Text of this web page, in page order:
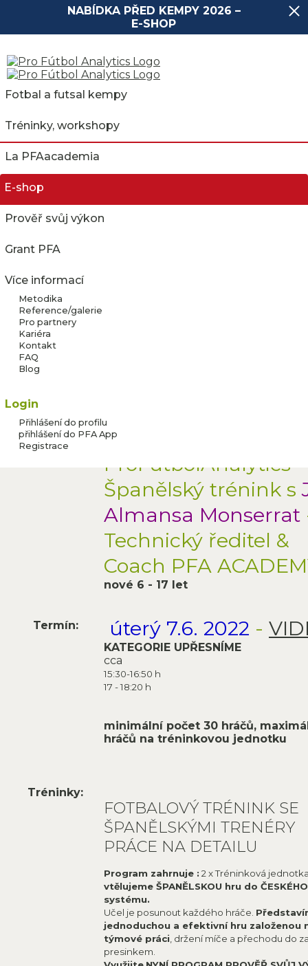
NABÍDKA PŘED KEMPY 2026 –
E-SHOP
Fotbal a futsal kempy
Tréninky, workshopy
La PFAacademia
E-shop
Prověř svůj výkon
Grant PFA
Více informací
Metodika
Reference/galerie
Pro partnery
Kariéra
Kontakt
FAQ
Blog
Login
Přihlášení do profilu
přihlášení do PFA App
Registrace
TRÉNINK HRÁDEK n.
Adresa:
i pro veřejnost
ProFútbolAnalytics
Španělský trénink s
Almansa Monserrat
Technický ředitel &
Coach PFA
nové 6 - 17 let
Termín: úterý 7.6. 2022 -
KATEGORIE UPŘESNÍME
cca
15:30-16:50 h
17 - 18:20 h
minimální počet 30 hráčů,
hráčů na tréninkovou jednotku
Tréninky:
FOTBALOVÝ TRÉNINK SE
ŠPANĚLSKÝMI TRENÉRY
PRÁCE NA DETAILU
Program zahrnuje : 2 x Tréninková
vtělujeme ŠPANĚLSKOU hru do ČESKÉHO
systému.
Učel je posunout každého hráče.
jednoduchou a efektivní hru založenou
týmové práci , držení míče a přechodu do
presinkem.